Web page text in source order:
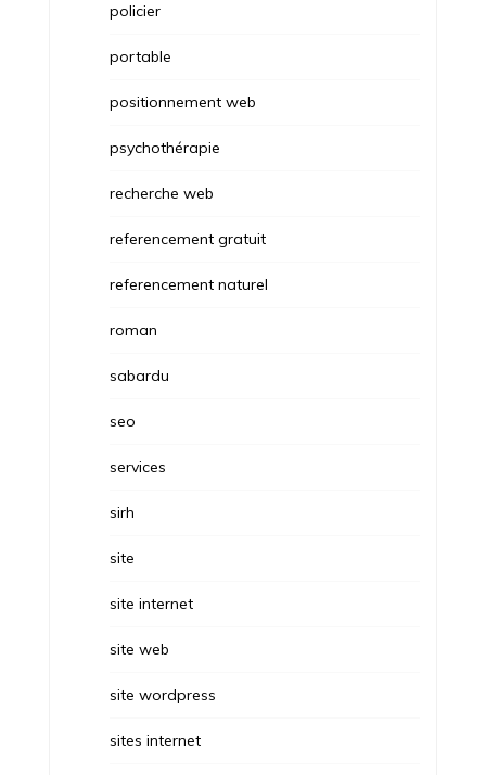
policier
portable
positionnement web
psychothérapie
recherche web
referencement gratuit
referencement naturel
roman
sabardu
seo
services
sirh
site
site internet
site web
site wordpress
sites internet